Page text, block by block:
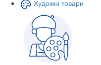
Художні товари